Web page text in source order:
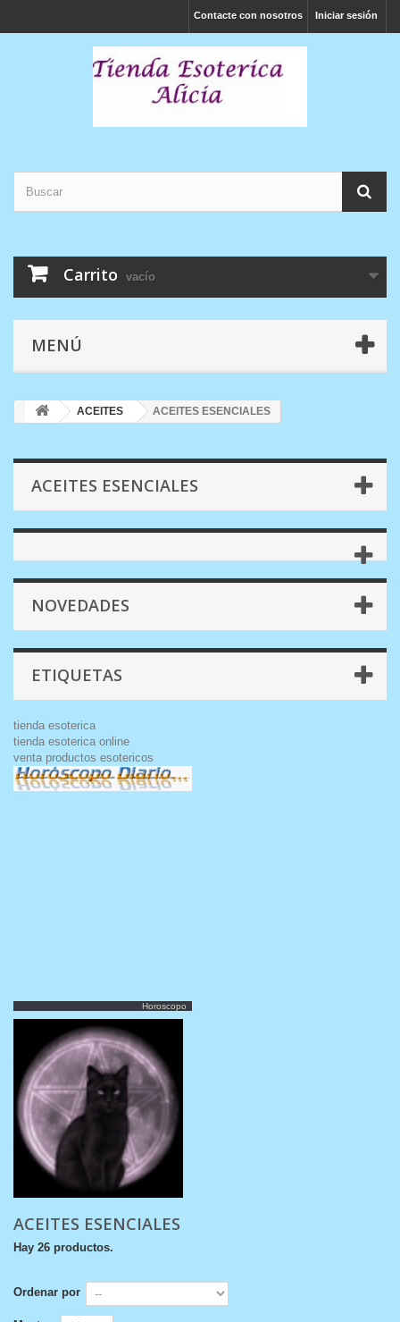
Iniciar sesión
Contacte con nosotros
Carrito vacío
MENÚ
ACEITES ACEITES ESENCIALES
ACEITES ESENCIALES
NOVEDADES
ETIQUETAS
tienda esoterica
tienda esoterica online
venta productos esotericos
Horoscopo
ACEITES ESENCIALES
Hay 26 productos.
Ordenar por